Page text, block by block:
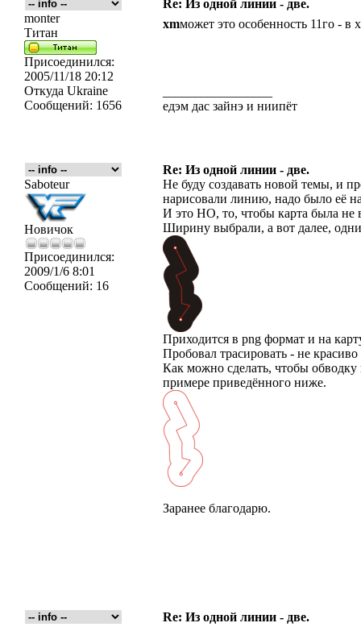
Re: Из одной линии - две.
monter
Титан
Присоединился:
2005/11/18 20:12
Откуда Ukraine
Сообщений: 1656
xmможет это особенность 11го - в
едэм дас зайнэ и ниипёт
Re: Из одной линии - две.
Saboteur
Новичок
Присоединился:
2009/1/6 8:01
Сообщений: 16
Не буду создавать новой темы, и
нарисовали линию, надо было её
И это НО, то, чтобы карта была не
Ширину выбрали, а вот далее,
Приходится в png формат и на
Пробовал трасировать - не
Как можно сделать, чтобы
примере приведённого ниже.
Заранее благодарю.
Re: Из одной линии - две.